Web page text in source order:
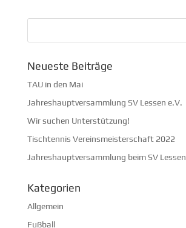
Neueste Beiträge
TAU in den Mai
Jahreshauptversammlung SV Lessen e.V.
Wir suchen Unterstützung!
Tischtennis Vereinsmeisterschaft 2022
Jahreshauptversammlung beim SV Lessen
Kategorien
Allgemein
Fußball